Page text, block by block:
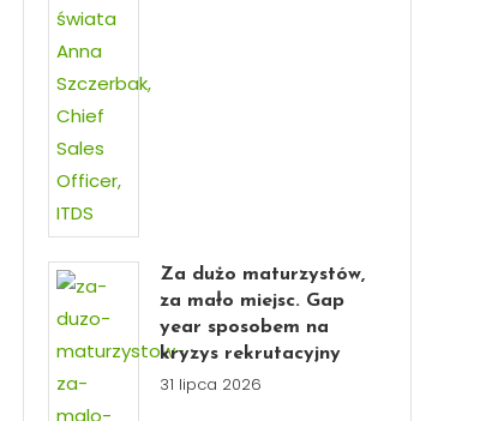
Za dużo maturzystów,
za mało miejsc. Gap
year sposobem na
kryzys rekrutacyjny
31 lipca 2026